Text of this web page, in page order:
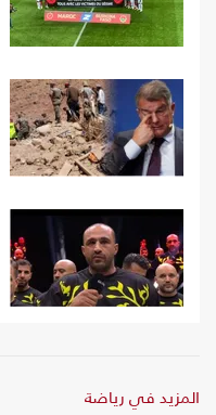
المزيد في رياضة